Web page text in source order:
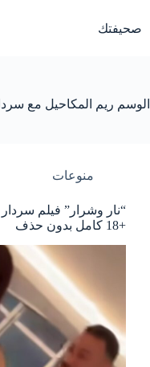
المحتوى
صحيفتك
الوسم ريم المكاحيل مع
منوعات
“نار وشرار” فيلم
+18 كامل بدون حذف